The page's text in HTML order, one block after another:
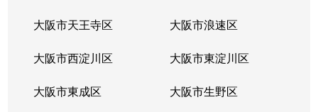
大阪市天王寺区 大阪市浪速区
大阪市西淀川区 大阪市東淀川区
大阪市東成区 大阪市生野区